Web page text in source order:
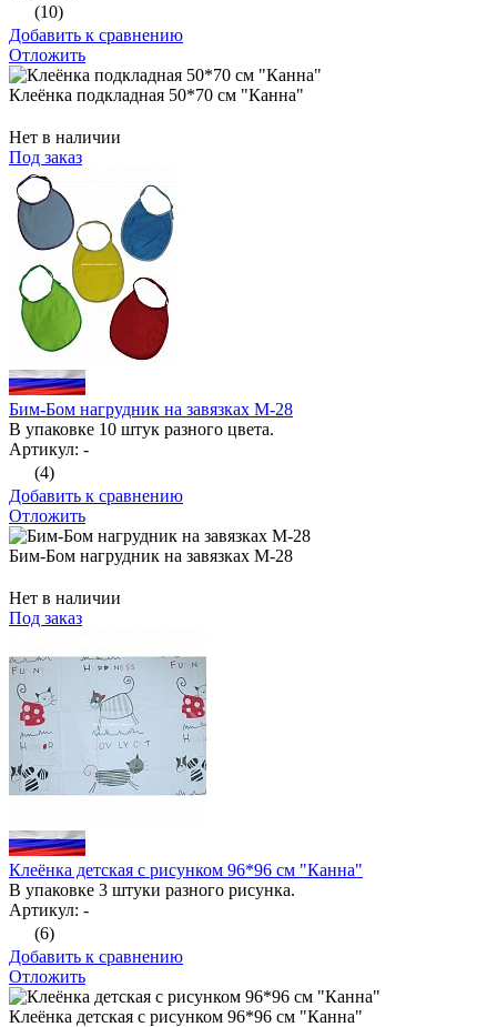
(10)
Добавить к сравнению
Отложить
Клеёнка подкладная 50*70 см "Канна"
Нет в наличии
Под заказ
Бим-Бом нагрудник на завязках М-28
В упаковке 10 штук разного цвета.
Артикул: -
(4)
Добавить к сравнению
Отложить
Бим-Бом нагрудник на завязках М-28
Нет в наличии
Под заказ
Клеёнка детская с рисунком 96*96 см "Канна"
В упаковке 3 штуки разного рисунка.
Артикул: -
(6)
Добавить к сравнению
Отложить
Клеёнка детская с рисунком 96*96 см "Канна"